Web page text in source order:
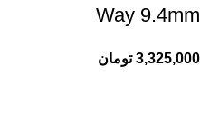
Way 9.4mm
3,325,000 تومان